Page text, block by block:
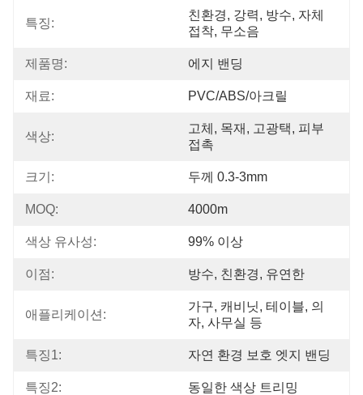
특징:
친환경, 강력, 방수, 자체
접착, 무소음
제품명: 에지 밴딩
재료: PVC/ABS/아크릴
색상:
고체, 목재, 고광택, 피부
접촉
크기: 두께 0.3-3mm
MOQ: 4000m
색상 유사성: 99% 이상
이점: 방수, 친환경, 유연한
애플리케이션:
가구, 캐비닛, 테이블, 의
자, 사무실 등
특징1: 자연 환경 보호 엣지 밴딩
특징2: 동일한 색상 트리밍